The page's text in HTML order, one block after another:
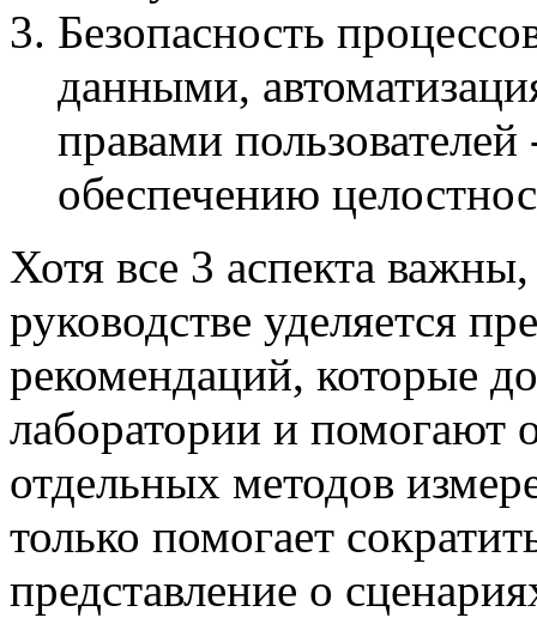
Безопасность
данными,
правами пользователей
обеспечению
Хотя все 3 аспекта
руководстве уделяется
рекомендаций, которые
лаборатории и помогают
отдельных методов
только помогает
представление о